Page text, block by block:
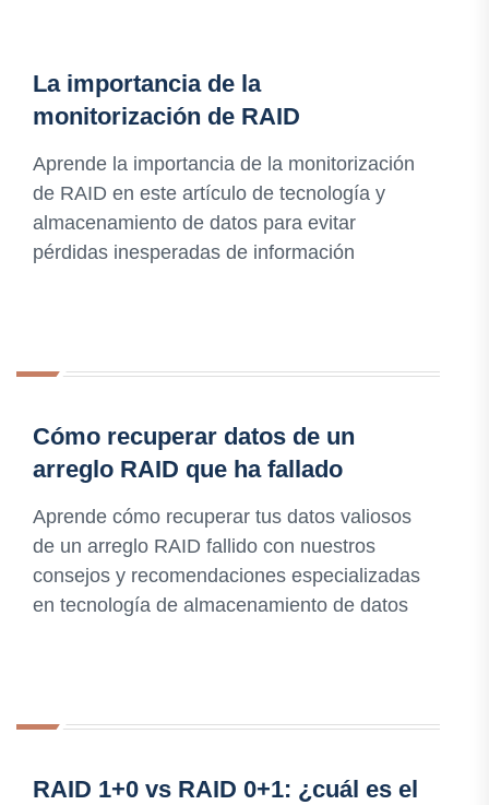
La importancia de la
monitorización de RAID
Aprende la importancia de la monitorización
de RAID en este artículo de tecnología y
almacenamiento de datos para evitar
pérdidas inesperadas de información
Cómo recuperar datos de un
arreglo RAID que ha fallado
Aprende cómo recuperar tus datos valiosos
de un arreglo RAID fallido con nuestros
consejos y recomendaciones especializadas
en tecnología de almacenamiento de datos
RAID 1+0 vs RAID 0+1: ¿cuál es el